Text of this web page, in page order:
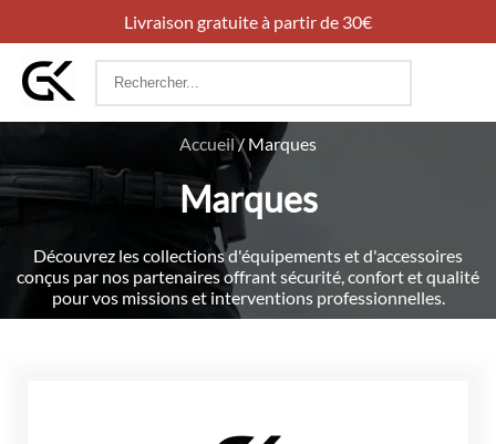
Livraison gratuite à partir de 30€
Rechercher
Accueil/ Marques
Marques
Découvrez les collections d'équipements et d'accessoires
conçus par nos partenaires offrant sécurité, confort et qualité
pour vos missions et interventions professionnelles.